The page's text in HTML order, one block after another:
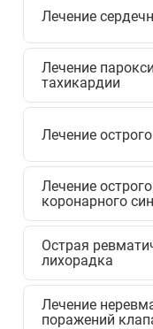
Лечение
Лечение
тахикардии
Лечение
Лечение острого
коронарного
Острая
лихорадка
Лечение
поражений